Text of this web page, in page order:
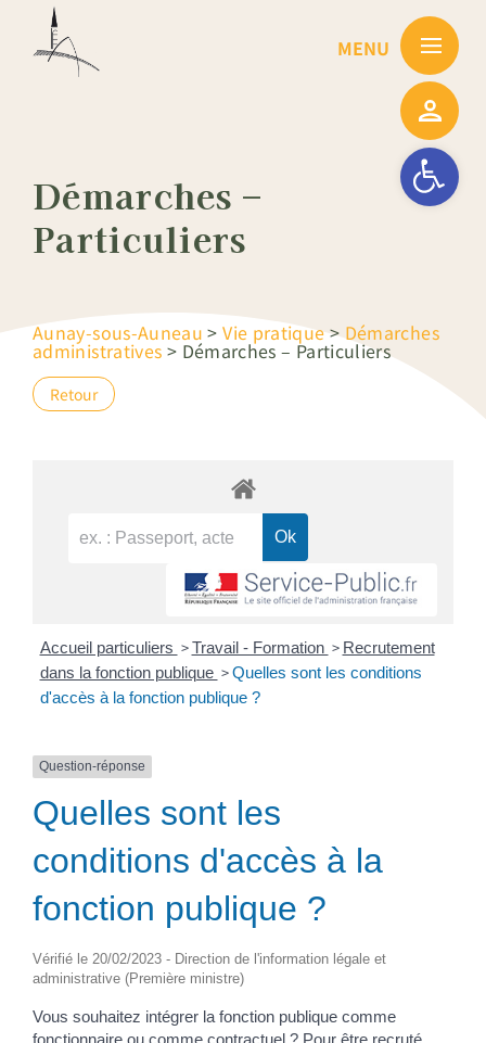
Ouvrir la
Démarches –
Particuliers
Aunay-sous-Auneau >Vie pratique>Démarches
administratives > Démarches – Particuliers
Retour
Accueil particuliers > Travail - Formation > Recrutement
dans la fonction publique > Quelles sont les conditions
d'accès à la fonction publique ?
Question-réponse
Quelles sont les
conditions d'accès à la
fonction publique ?
Vérifié le 20/02/2023 - Direction de l'information légale et
administrative (Première ministre)
Vous souhaitez intégrer la fonction publique comme
fonctionnaire ou comme contractuel ? Pour être recruté